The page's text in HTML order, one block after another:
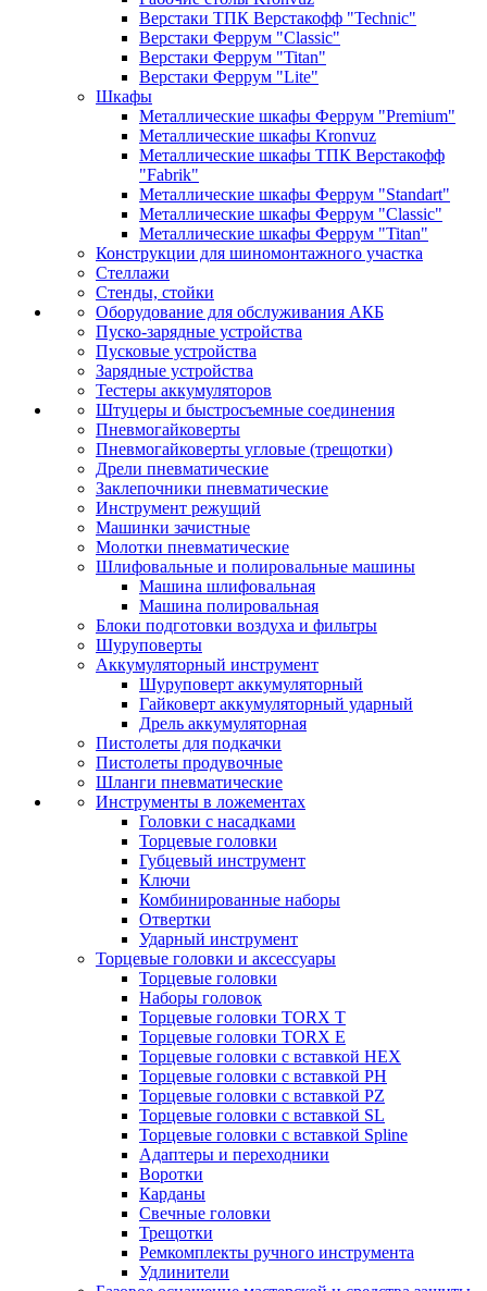
Верстаки ТПК Верстакофф "Technic"
Верстаки Феррум "Classic"
Верстаки Феррум "Titan"
Верстаки Феррум "Lite"
Шкафы
Металлические шкафы Феррум "Premium"
Металлические шкафы Kronvuz
Металлические шкафы ТПК Верстакофф
"Fabrik"
Металлические шкафы Феррум "Standart"
Металлические шкафы Феррум "Classic"
Металлические шкафы Феррум "Titan"
Конструкции для шиномонтажного участка
Стеллажи
Стенды, стойки
Оборудование для обслуживания АКБ
Пуско-зарядные устройства
Пусковые устройства
Зарядные устройства
Тестеры аккумуляторов
Штуцеры и быстросъемные соединения
Пневмогайковерты
Пневмогайковерты угловые (трещотки)
Дрели пневматические
Заклепочники пневматические
Инструмент режущий
Машинки зачистные
Молотки пневматические
Шлифовальные и полировальные машины
Машина шлифовальная
Машина полировальная
Блоки подготовки воздуха и фильтры
Шуруповерты
Аккумуляторный инструмент
Шуруповерт аккумуляторный
Гайковерт аккумуляторный ударный
Дрель аккумуляторная
Пистолеты для подкачки
Пистолеты продувочные
Шланги пневматические
Инструменты в ложементах
Головки с насадками
Торцевые головки
Губцевый инструмент
Ключи
Комбинированные наборы
Отвертки
Ударный инструмент
Торцевые головки и аксессуары
Торцевые головки
Наборы головок
Торцевые головки TORX T
Торцевые головки TORX Е
Торцевые головки с вставкой HEX
Торцевые головки с вставкой PH
Торцевые головки с вставкой PZ
Торцевые головки с вставкой SL
Торцевые головки с вставкой Spline
Адаптеры и переходники
Воротки
Карданы
Свечные головки
Трещотки
Ремкомплекты ручного инструмента
Удлинители